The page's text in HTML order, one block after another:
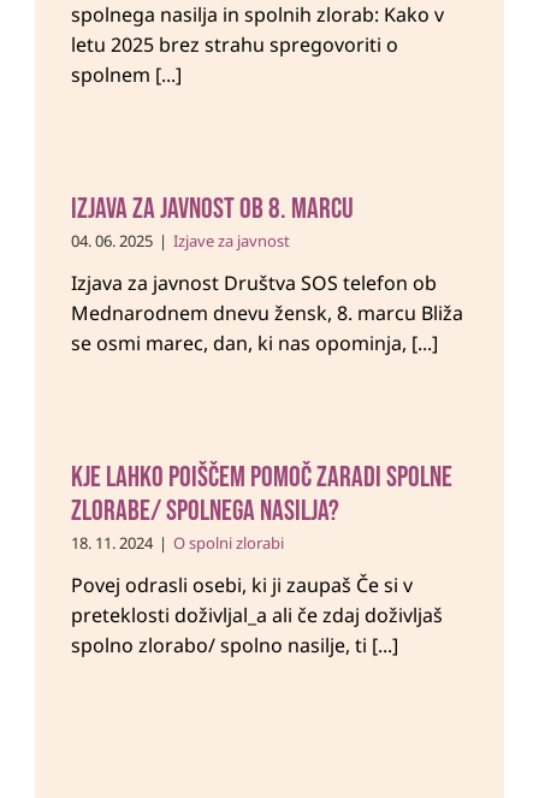
spolnega nasilja in spolnih zlorab: Kako v
letu 2025 brez strahu spregovoriti o
spolnem [...]
Izjava za javnost ob 8. marcu
04. 06. 2025 | Izjave za javnost
Izjava za javnost Društva SOS telefon ob
Mednarodnem dnevu žensk, 8. marcu Bliža
se osmi marec, dan, ki nas opominja, [...]
Kje lahko poiščem pomoč zaradi spolne
zlorabe/ spolnega nasilja?
18. 11. 2024 | O spolni zlorabi
Povej odrasli osebi, ki ji zaupaš Če si v
preteklosti doživljal_a ali če zdaj doživljaš
spolno zlorabo/ spolno nasilje, ti [...]